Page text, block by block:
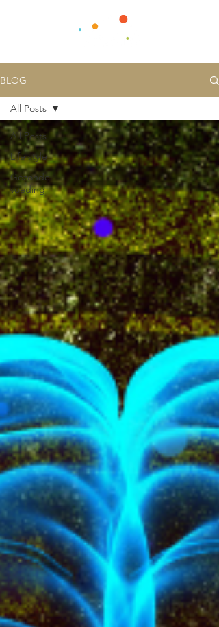
BLOG
All Posts
Life style
Gezonde
voeding
All Posts